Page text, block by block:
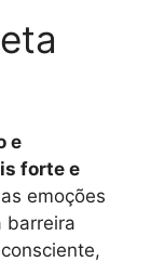
e
forte e
emoções
barreira